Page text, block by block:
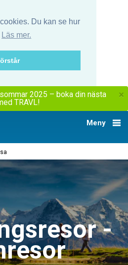
Du kan se hur
Läs mer.
×
2025 – boka din nästa
TRAVL!
Meny
-